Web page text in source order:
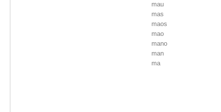
mau
mas
maos
mao
mano
man
ma